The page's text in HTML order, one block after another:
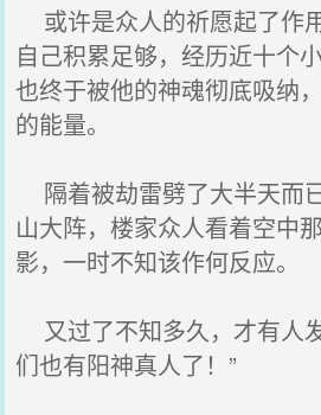
或许是众人的祈愿起了作
自己积累足够，经历近十个
也终于被他的神魂彻底吸纳
的能量。
隔着被劫雷劈了大半天而
山大阵，楼家众人看着空中
影，一时不知该作何反应。
又过了不知多久，才有人
们也有阳神真人了！”